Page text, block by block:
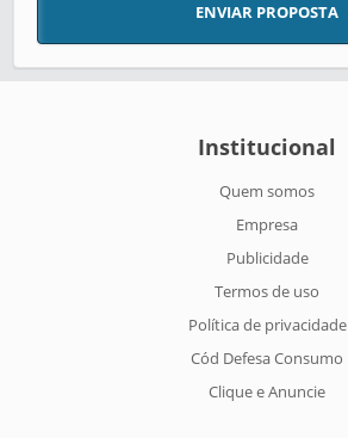
ENVIAR PROPOSTA
Institucional
Quem somos
Empresa
Publicidade
Termos de uso
Política de privacidade
Cód Defesa Consumo
Clique e Anuncie